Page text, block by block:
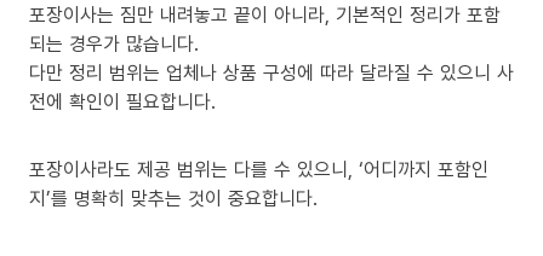
포장이사는 짐만 내려놓고 끝이 아니라, 기본적인 정리가 포함
되는 경우가 많습니다.
다만 정리 범위는 업체나 상품 구성에 따라 달라질 수 있으니 사
전에 확인이 필요합니다.
포장이사라도 제공 범위는 다를 수 있으니, ‘어디까지 포함인
지’를 명확히 맞추는 것이 중요합니다.